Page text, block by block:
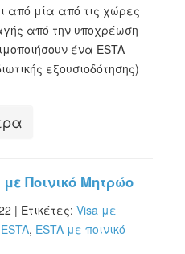
από μία από τις χώρες
από την υποχρέωση
ένα ESTA
εξουσιοδότησης)
Ποινικό Μητρώο
| Ετικέτες: Visa με
, ESTA με ποινικό